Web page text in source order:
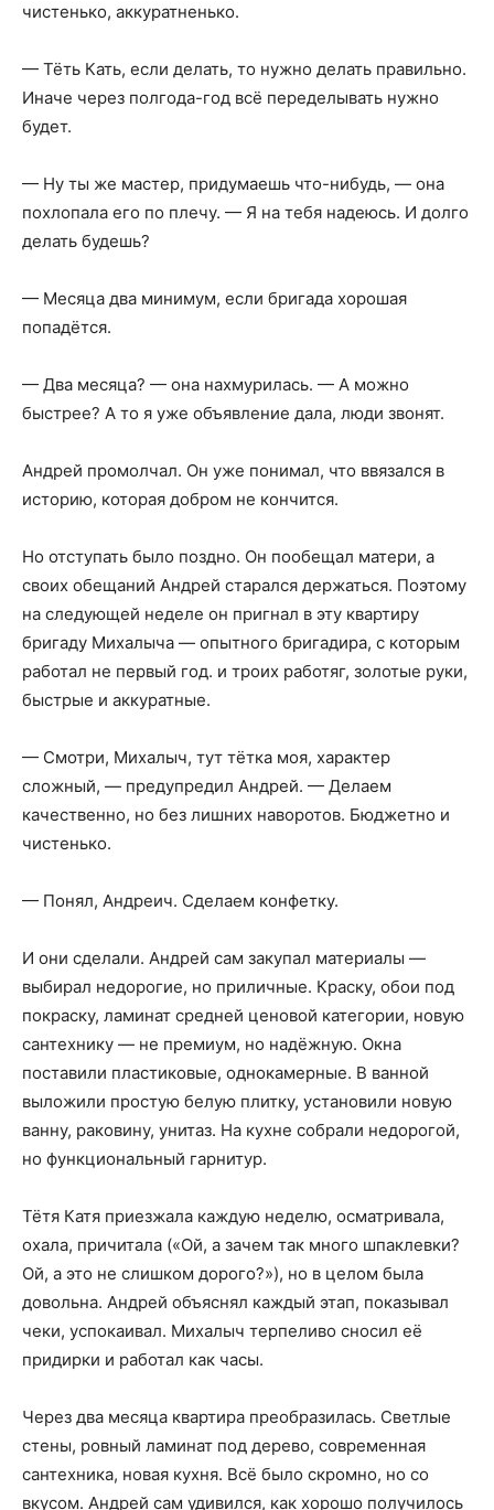
чистенько, аккуратненько.
— Тёть Кать, если делать, то нужно делать правильно.
Иначе через полгода-год всё переделывать нужно
будет.
— Ну ты же мастер, придумаешь что-нибудь, — она
похлопала его по плечу. — Я на тебя надеюсь. И долго
делать будешь?
— Месяца два минимум, если бригада хорошая
попадётся.
— Два месяца? — она нахмурилась. — А можно
быстрее? А то я уже объявление дала, люди звонят.
Андрей промолчал. Он уже понимал, что ввязался в
историю, которая добром не кончится.
Но отступать было поздно. Он пообещал матери, а
своих обещаний Андрей старался держаться. Поэтому
на следующей неделе он пригнал в эту квартиру
бригаду Михалыча — опытного бригадира, с которым
работал не первый год. и троих работяг, золотые руки,
быстрые и аккуратные.
— Смотри, Михалыч, тут тётка моя, характер
сложный, — предупредил Андрей. — Делаем
качественно, но без лишних наворотов. Бюджетно и
чистенько.
— Понял, Андреич. Сделаем конфетку.
И они сделали. Андрей сам закупал материалы —
выбирал недорогие, но приличные. Краску, обои под
покраску, ламинат средней ценовой категории, новую
сантехнику — не премиум, но надёжную. Окна
поставили пластиковые, однокамерные. В ванной
выложили простую белую плитку, установили новую
ванну, раковину, унитаз. На кухне собрали недорогой,
но функциональный гарнитур.
Тётя Катя приезжала каждую неделю, осматривала,
охала, причитала («Ой, а зачем так много шпаклевки?
Ой, а это не слишком дорого?»), но в целом была
довольна. Андрей объяснял каждый этап, показывал
чеки, успокаивал. Михалыч терпеливо сносил её
придирки и работал как часы.
Через два месяца квартира преобразилась. Светлые
стены, ровный ламинат под дерево, современная
сантехника, новая кухня. Всё было скромно, но со
вкусом. Андрей сам удивился, как хорошо получилось